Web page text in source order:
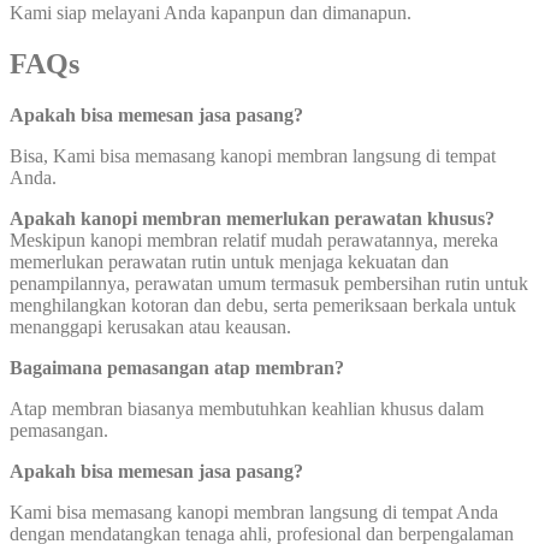
Kami siap melayani Anda kapanpun dan dimanapun.
FAQs
Apakah bisa memesan jasa pasang?
Bisa, Kami bisa memasang kanopi membran langsung di tempat
Anda.
Apakah kanopi membran memerlukan perawatan khusus?
Meskipun kanopi membran relatif mudah perawatannya, mereka
memerlukan perawatan rutin untuk menjaga kekuatan dan
penampilannya, perawatan umum termasuk pembersihan rutin untuk
menghilangkan kotoran dan debu, serta pemeriksaan berkala untuk
menanggapi kerusakan atau keausan.
Bagaimana pemasangan atap membran?
Atap membran biasanya membutuhkan keahlian khusus dalam
pemasangan.
Apakah bisa memesan jasa pasang?
Kami bisa memasang kanopi membran langsung di tempat Anda
dengan mendatangkan tenaga ahli, profesional dan berpengalaman